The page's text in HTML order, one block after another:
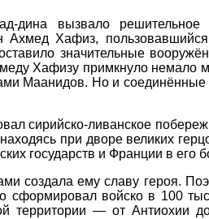
дина вызвало
Хафиз,
значительные
Хафизу примкнуло
Маанидов. Но и соединённые
сирийско-ливанское
при дворе великих
государств и Франции в его
создала ему славу героя.
сформировал войско в 100
территории — от Антиохии